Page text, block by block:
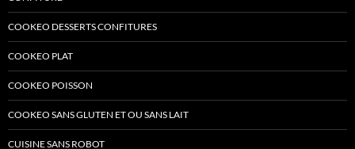
COOKEO DESSERTS CONFITURES
COOKEO PLAT
COOKEO POISSON
COOKEO SANS GLUTEN ET OU SANS LAIT
CUISINE SANS ROBOT